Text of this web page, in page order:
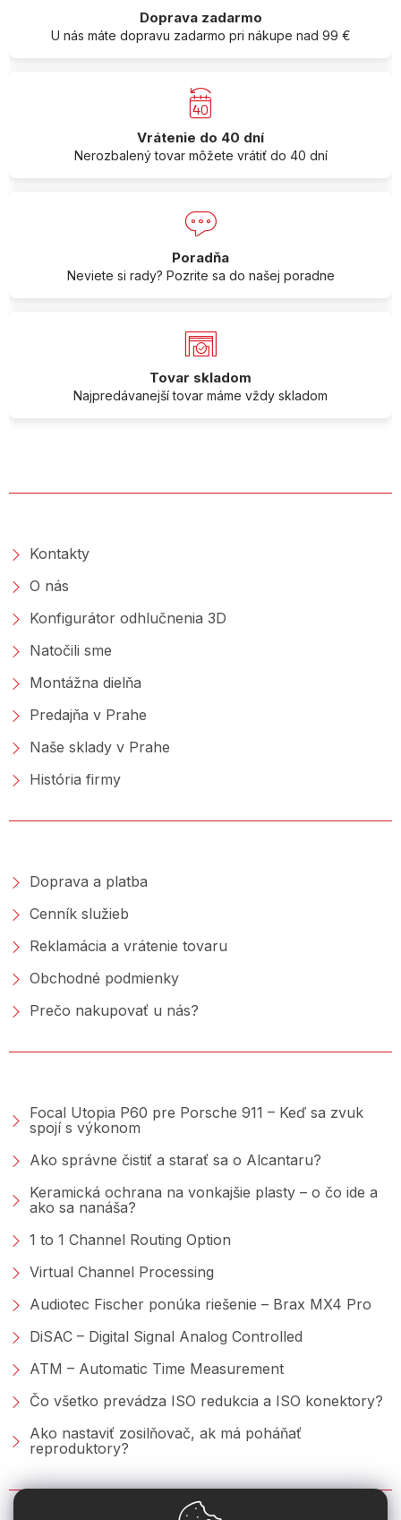
Doprava zadarmo
U nás máte dopravu zadarmo pri nákupe nad 99 €
Vrátenie do 40 dní
Nerozbalený tovar môžete vrátiť do 40 dní
Poradňa
Neviete si rady? Pozrite sa do našej poradne
Tovar skladom
Najpredávanejší tovar máme vždy skladom
Kontakty
O nás
Konfigurátor odhlučnenia 3D
Natočili sme
Montážna dielňa
Predajňa v Prahe
Naše sklady v Prahe
História firmy
Doprava a platba
Cenník služieb
Reklamácia a vrátenie tovaru
Obchodné podmienky
Prečo nakupovať u nás?
Focal Utopia P60 pre Porsche 911 – Keď sa zvuk
spojí s výkonom
Ako správne čistiť a starať sa o Alcantaru?
Keramická ochrana na vonkajšie plasty – o čo ide a
ako sa nanáša?
1 to 1 Channel Routing Option
Virtual Channel Processing
Audiotec Fischer ponúka riešenie – Brax MX4 Pro
DiSAC – Digital Signal Analog Controlled
ATM – Automatic Time Measurement
Čo všetko prevádza ISO redukcia a ISO konektory?
Ako nastaviť zosilňovač, ak má poháňať
reproduktory?
KONTAKT